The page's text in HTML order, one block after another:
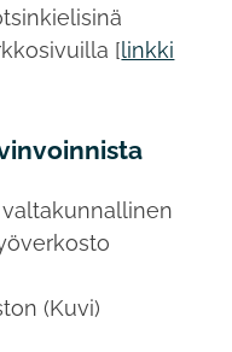
[linkki
(Kuvi)